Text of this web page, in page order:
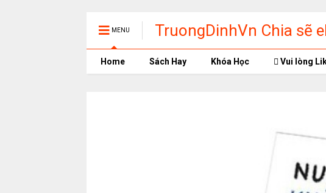
MENU
TruongDinhVn Chia sẽ
phần mềm học tập
Home Sách Hay Khóa Học Vui lòng